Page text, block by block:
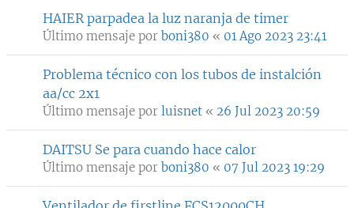
HAIER parpadea la luz naranja de timer
Último mensaje por boni380 « 01 Ago 2023 23:41
Problema técnico con los tubos de instalción
aa/cc 2x1
Último mensaje por luisnet « 26 Jul 2023 20:59
DAITSU Se para cuando hace calor
Último mensaje por boni380 « 07 Jul 2023 19:29